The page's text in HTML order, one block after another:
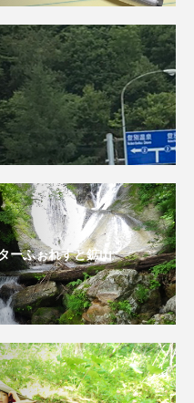
ーふぉれすと鉱山